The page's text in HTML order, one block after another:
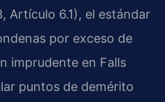
Artículo 6.1), el estándar
por exceso de
imprudente en Falls
puntos de demérito